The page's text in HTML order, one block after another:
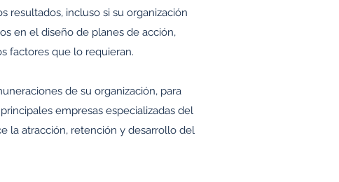
resultados, incluso si su organización
en el diseño de planes de acción,
factores que lo requieran.
de su organización, para
empresas especializadas del
la atracción, retención y desarrollo del